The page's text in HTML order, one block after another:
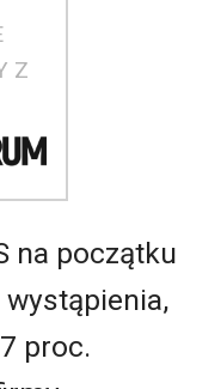
Z
na początku
proc.